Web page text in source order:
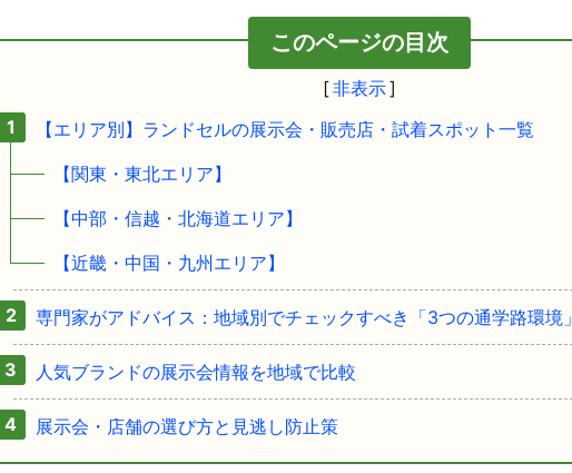
このページの目次
【エリア別】ランドセルの展示会・販売店・試着スポット一覧
【関東・東北エリア】
【中部・信越・北海道エリア】
【近畿・中国・九州エリア】
専門家がアドバイス：地域別でチェックすべき「3つの通学路環境」
人気ブランドの展示会情報を地域で比較
展示会・店舗の選び方と見逃し防止策